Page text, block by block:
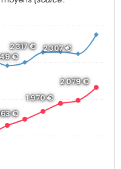
€
1 970 €
2 079 €
€
2 317 € 2 307 €